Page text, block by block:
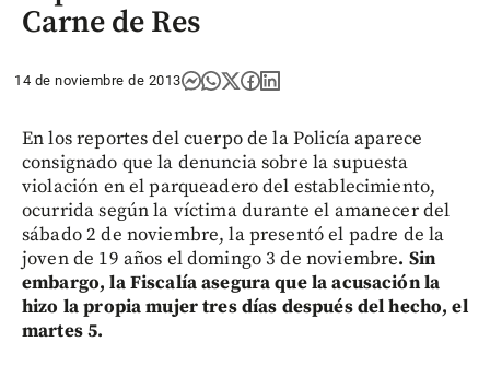
Carne de Res
14 de noviembre de 2013
En los reportes del cuerpo de la Policía aparece
consignado que la denuncia sobre la supuesta
violación en el parqueadero del establecimiento,
ocurrida según la víctima durante el amanecer del
sábado 2 de noviembre, la presentó el padre de la
joven de 19 años el domingo 3 de noviembre. Sin
embargo, la Fiscalía asegura que la acusación la
hizo la propia mujer tres días después del hecho, el
martes 5.